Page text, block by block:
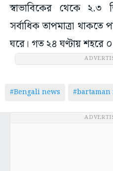
স্বাভাবিকের থেকে ২.৩
সর্বাধিক তাপমাত্রা থাকতে
ঘরে। গত ২৪ ঘণ্টায় শহরে
#Bengali news #bartaman